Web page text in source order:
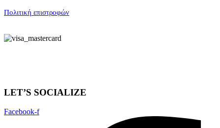
Πολιτική επιστροφών
LET’S SOCIALIZE
Facebook-f